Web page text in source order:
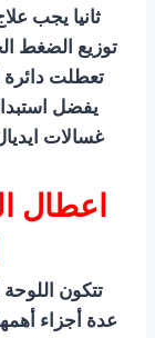
ثانيا يجب
توزيع الضغط
تعطلت دائرة
يفضل
غسالات
اعطال
تتكون
عدة أجزاء